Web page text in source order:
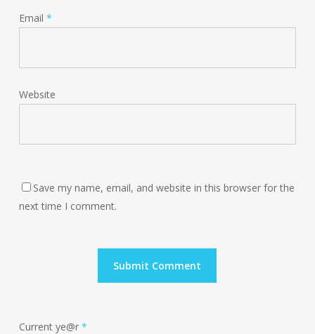
Email *
Website
Save my name, email, and website in this browser for the
next time I comment.
Current ye@r *